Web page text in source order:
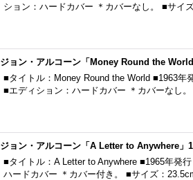
ション：ハードカバー ＊カバーなし。 ■サイ
ジョン・アルコーン「Money Round the
■タイトル：Money Round the World ■1963
■エディション：ハードカバー ＊カバーなし
ジョン・アルコーン「A Letter to Anywhere」
■タイトル：A Letter to Anywhere ■1965年発
ハードカバー ＊カバー付き。 ■サイズ：